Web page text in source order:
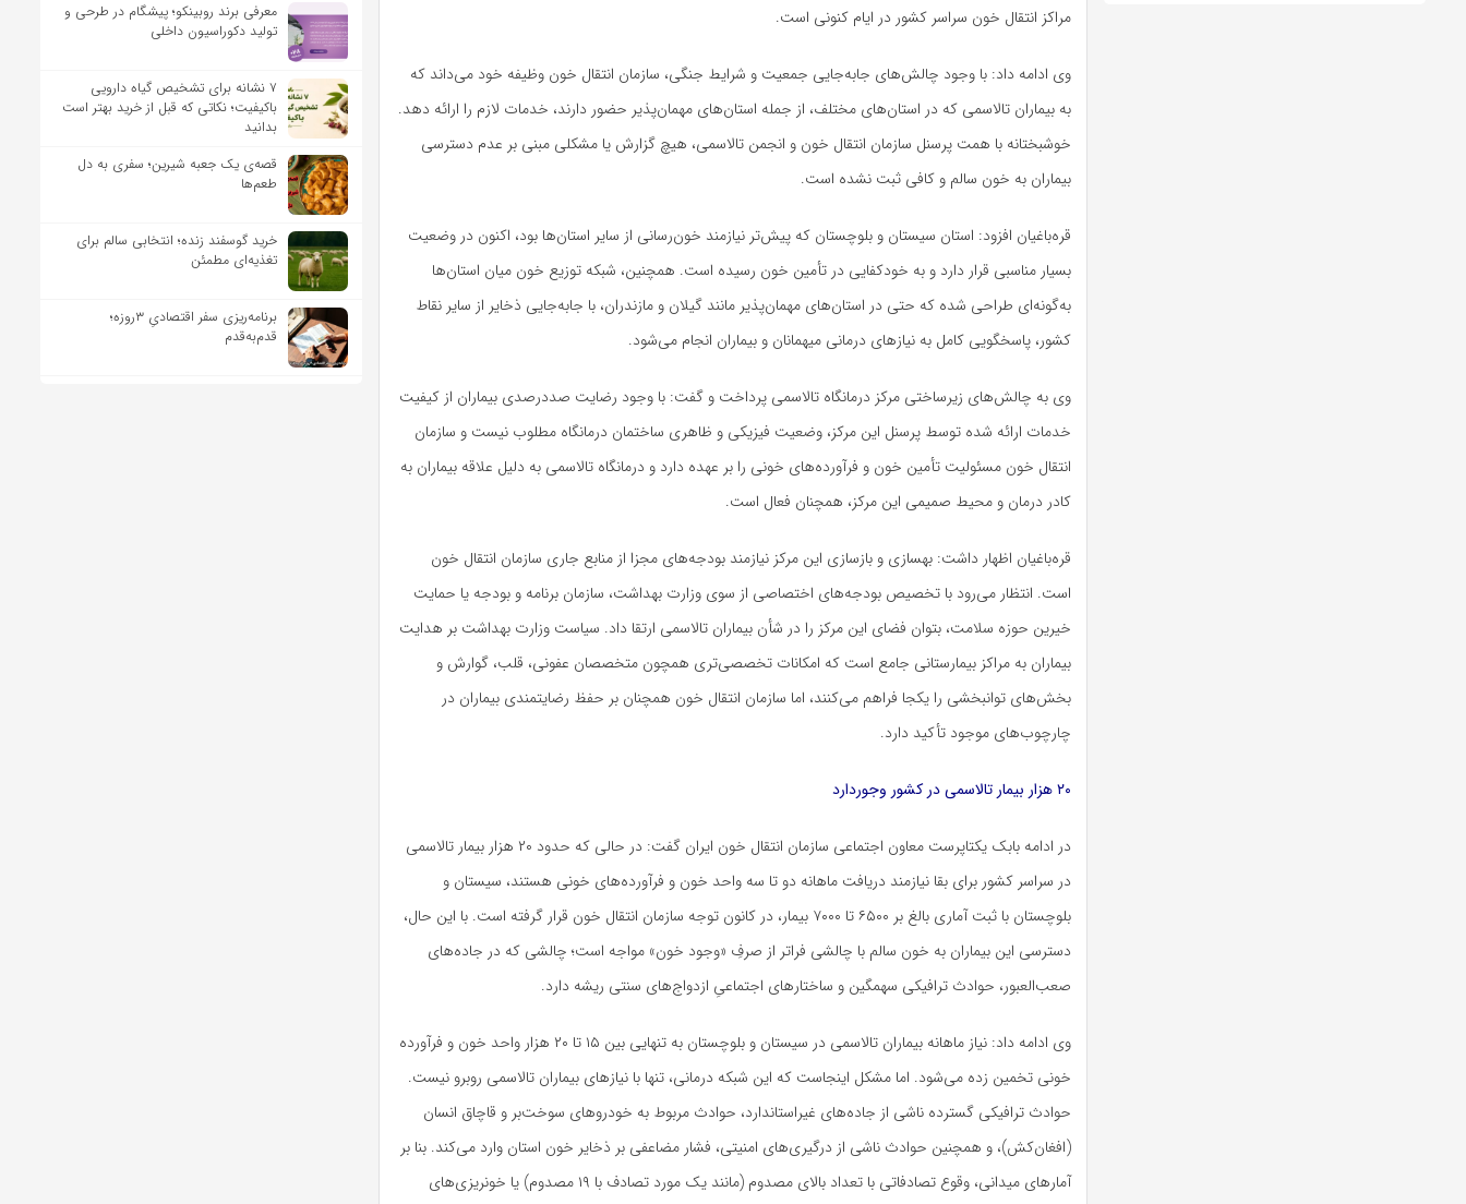
مراکز انتقال خون سراسر کشور در ایام کنونی است.
وی ادامه داد: با وجود چالش‌های جابه‌جایی جمعیت و شرایط جنگی، سازمان انتقال خون وظیفه خود می‌داند که
به بیماران تالاسمی که در استان‌های مختلف، از جمله استان‌های مهمان‌پذیر حضور دارند، خدمات لازم را ارائه دهد.
خوشبختانه با همت پرسنل سازمان انتقال خون و انجمن تالاسمی، هیچ گزارش یا مشکلی مبنی بر عدم دسترسی
بیماران به خون سالم و کافی ثبت نشده است.
قره‌باغیان افزود: استان سیستان و بلوچستان که پیش‌تر نیازمند خون‌رسانی از سایر استان‌ها بود، اکنون در وضعیت
بسیار مناسبی قرار دارد و به خودکفایی در تأمین خون رسیده است. همچنین، شبکه توزیع خون میان استان‌ها
به‌گونه‌ای طراحی شده که حتی در استان‌های مهمان‌پذیر مانند گیلان و مازندران، با جابه‌جایی ذخایر از سایر نقاط
کشور، پاسخگویی کامل به نیازهای درمانی میهمانان و بیماران انجام می‌شود.
وی به چالش‌های زیرساختی مرکز درمانگاه تالاسمی پرداخت و گفت: با وجود رضایت صددرصدی بیماران از کیفیت
خدمات ارائه شده توسط پرسنل این مرکز، وضعیت فیزیکی و ظاهری ساختمان درمانگاه مطلوب نیست و سازمان
انتقال خون مسئولیت تأمین خون و فرآورده‌های خونی را بر عهده دارد و درمانگاه تالاسمی به دلیل علاقه بیماران به
کادر درمان و محیط صمیمی این مرکز، همچنان فعال است.
قره‌باغیان اظهار داشت: بهسازی و بازسازی این مرکز نیازمند بودجه‌های مجزا از منابع جاری سازمان انتقال خون
است. انتظار می‌رود با تخصیص بودجه‌های اختصاصی از سوی وزارت بهداشت، سازمان برنامه و بودجه یا حمایت
خیرین حوزه سلامت، بتوان فضای این مرکز را در شأن بیماران تالاسمی ارتقا داد. سیاست وزارت بهداشت بر هدایت
بیماران به مراکز بیمارستانی جامع است که امکانات تخصصی‌تری همچون متخصصان عفونی، قلب، گوارش و
بخش‌های توانبخشی را یکجا فراهم می‌کنند، اما سازمان انتقال خون همچنان بر حفظ رضایتمندی بیماران در
چارچوب‌های موجود تأکید دارد.
۲۰ هزار بیمار تالاسمی در کشور وجوردارد
در ادامه بابک یکتاپرست معاون اجتماعی سازمان انتقال خون ایران گفت: در حالی که حدود ۲۰ هزار بیمار تالاسمی
در سراسر کشور برای بقا نیازمند دریافت ماهانه دو تا سه واحد خون و فرآورده‌های خونی هستند، سیستان و
بلوچستان با ثبت آماری بالغ بر ۶۵۰۰ تا ۷۰۰۰ بیمار، در کانون توجه سازمان انتقال خون قرار گرفته است. با این حال،
دسترسی این بیماران به خون سالم با چالشی فراتر از صرفِ «وجود خون» مواجه است؛ چالشی که در جاده‌های
صعب‌العبور، حوادث ترافیکی سهمگین و ساختارهای اجتماعیِ ازدواج‌های سنتی ریشه دارد.
وی ادامه داد: نیاز ماهانه بیماران تالاسمی در سیستان و بلوچستان به تنهایی بین ۱۵ تا ۲۰ هزار واحد خون و فرآورده
خونی تخمین زده می‌شود. اما مشکل اینجاست که این شبکه درمانی، تنها با نیازهای بیماران تالاسمی روبرو نیست.
حوادث ترافیکی گسترده ناشی از جاده‌های غیراستاندارد، حوادث مربوط به خودروهای سوخت‌بر و قاچاق انسان
(افغان‌کش)، و همچنین حوادث ناشی از درگیری‌های امنیتی، فشار مضاعفی بر ذخایر خون استان وارد می‌کند. بنا بر
آمارهای میدانی، وقوع تصادفاتی با تعداد بالای مصدوم (مانند یک مورد تصادف با ۱۹ مصدوم) یا خونریزی‌های
معرفی برند روبینکو؛ پیشگام در طرحی و
تولید دکوراسیون داخلی
۷ نشانه برای تشخیص گیاه دارویی
باکیفیت؛ نکاتی که قبل از خرید بهتر است
بدانید
قصه‌ی یک جعبه شیرین؛ سفری به دل
طعم‌ها
خرید گوسفند زنده؛ انتخابی سالم برای
تغذیه‌ای مطمئن
برنامه‌ریزی سفر اقتصادیِ ۳روزه؛
قدم‌به‌قدم